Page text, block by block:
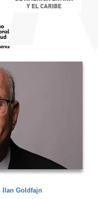
Ilan Goldfajn